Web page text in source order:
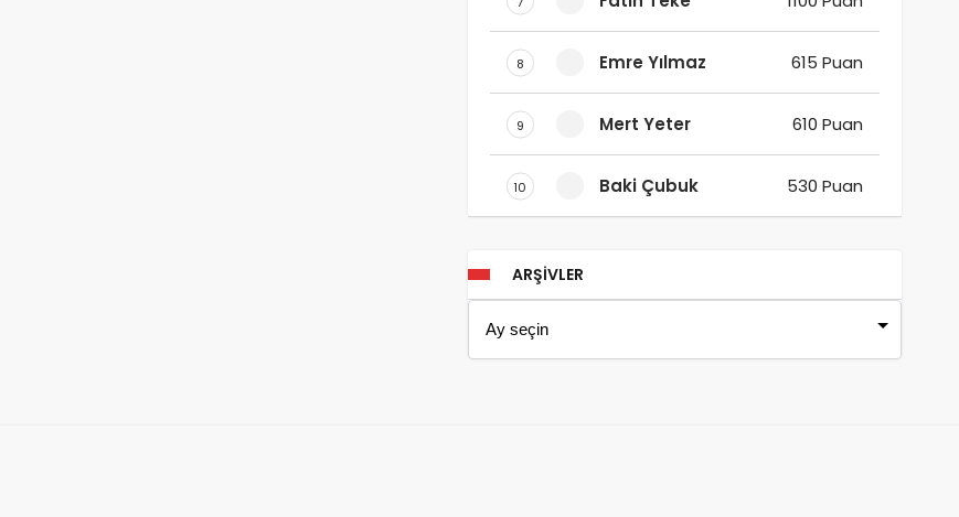
8 Emre Yılmaz 615 Puan
9 Mert Yeter 610 Puan
10 Baki Çubuk 530 Puan
ARŞIVLER